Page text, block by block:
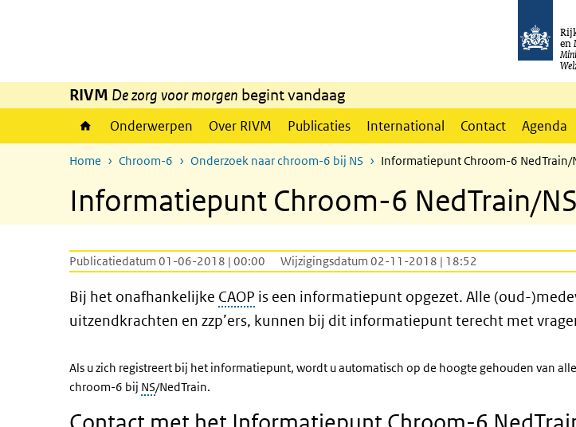
en
RIVM De zorg voor morgen begint vandaag
Onderwerpen Over RIVM Publicaties International Contact Agenda
Home Chroom-6 Onderzoek naar chroom-6 bij NS Informatiepunt Chroom-6 NedTrain/
Informatiepunt Chroom-6 NedTrain/NS
Publicatiedatum 01-06-2018 | 00:00 Wijzigingsdatum 02-11-2018 | 18:52
Bij het onafhankelijke CAOP is een informatiepunt opgezet. Alle (oud-
uitzendkrachten en zzp’ers, kunnen bij dit informatiepunt terecht met
Als u zich registreert bij het informatiepunt, wordt u automatisch op de hoogte gehouden van
chroom-6 bij NS/NedTrain.